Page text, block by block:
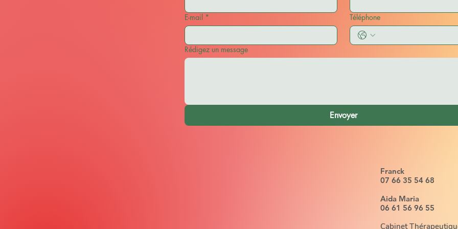
E-mail * Téléphone
Rédigez un message
Envoyer
Franck
07 66 35 54 68
Aida Maria
06 61 56 96 55
Cabinet